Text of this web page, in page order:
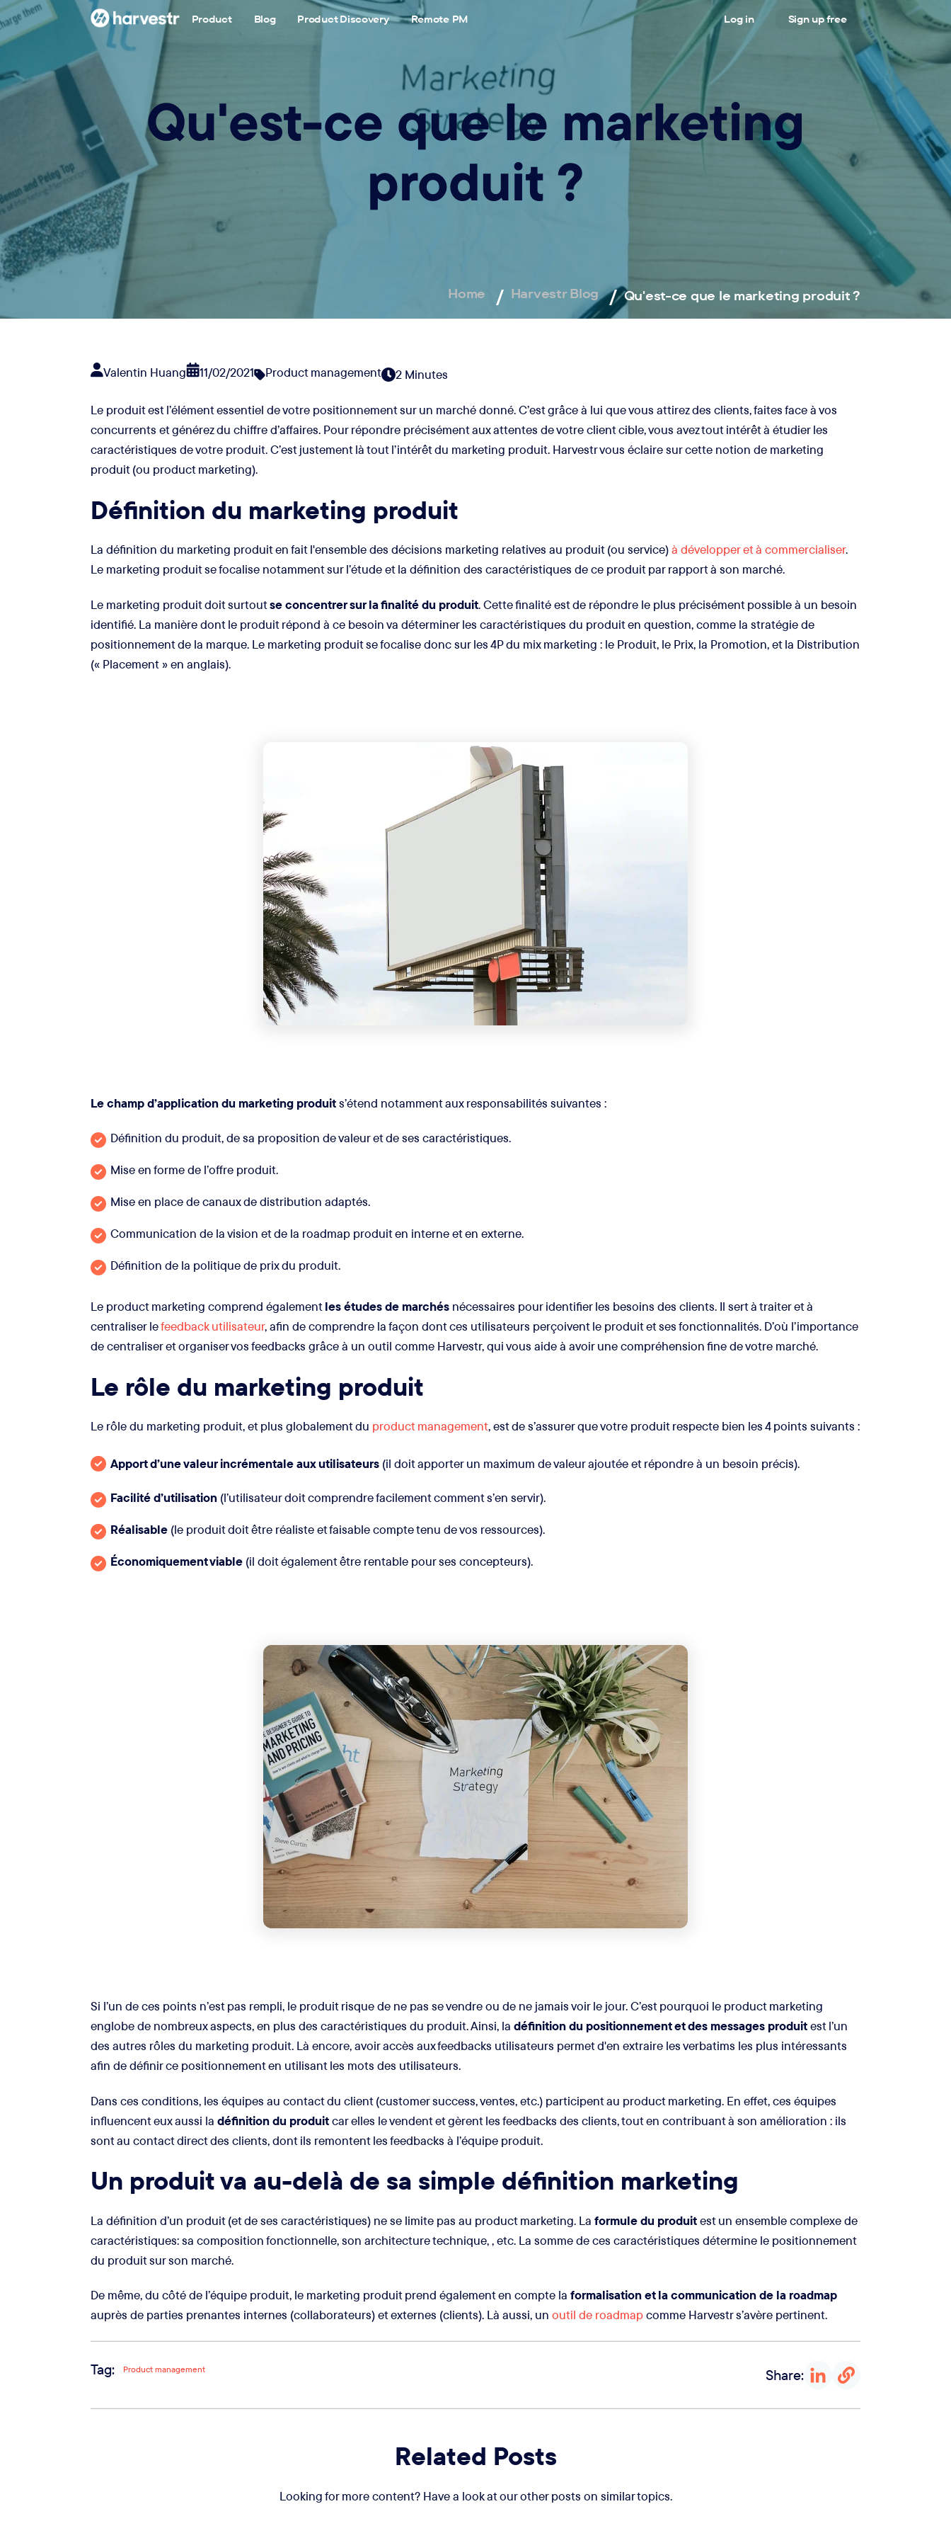
Product Blog Product Discovery Remote PM Log in Sign up free
Qu'est-ce que le marketing
produit ?
Home Harvestr Blog Qu'est-ce que le marketing produit ?
Valentin Huang 11/02/2021 Product management 2 Minutes
Le produit est l’élément essentiel de votre positionnement sur un marché donné. C’est grâce à lui que vous attirez des clients, faites face à vos
concurrents et générez du chiffre d’affaires. Pour répondre précisément aux attentes de votre client cible, vous avez tout intérêt à étudier les
caractéristiques de votre produit. C’est justement là tout l’intérêt du marketing produit. Harvestr vous éclaire sur cette notion de marketing
produit (ou product marketing).
Définition du marketing produit
La définition du marketing produit en fait l'ensemble des décisions marketing relatives au produit (ou service)à développer et à commercialiser.
Le marketing produit se focalise notamment sur l’étude et la définition des caractéristiques de ce produit par rapport à son marché.
Le marketing produit doit surtoutse concentrer sur la finalité du produit. Cette finalité est de répondre le plus précisément possible à un besoin
identifié. La manière dont le produit répond à ce besoin va déterminer les caractéristiques du produit en question, comme la stratégie de
positionnement de la marque. Le marketing produit se focalise donc sur les 4P du mix marketing : le Produit, le Prix, la Promotion, et la Distribution
(« Placement » en anglais).
Le champ d’application du marketing produits’étend notamment aux responsabilités suivantes :
Définition du produit, de sa proposition de valeur et de ses caractéristiques.
Mise en forme de l’offre produit.
Mise en place de canaux de distribution adaptés.
Communication de la vision et de la roadmap produit en interne et en externe.
Définition de la politique de prix du produit.
Le product marketing comprend égalementles études de marchés nécessaires pour identifier les besoins des clients. Il sert à traiter et à
centraliser lefeedback utilisateur, afin de comprendre la façon dont ces utilisateurs perçoivent le produit et ses fonctionnalités. D’où l’importance
de centraliser et organiser vos feedbacks grâce à un outil comme Harvestr, qui vous aide à avoir une compréhension fine de votre marché.
Le rôle du marketing produit
Le rôle du marketing produit, et plus globalement du product management, est de s’assurer que votre produit respecte bien les 4 points suivants :
Apport d’une valeur incrémentale aux utilisateurs (il doit apporter un maximum de valeur ajoutée et répondre à un besoin précis).
Facilité d’utilisation (l’utilisateur doit comprendre facilement comment s’en servir).
Réalisable (le produit doit être réaliste et faisable compte tenu de vos ressources).
Économiquement viable (il doit également être rentable pour ses concepteurs).
Si l’un de ces points n’est pas rempli, le produit risque de ne pas se vendre ou de ne jamais voir le jour. C’est pourquoi le product marketing
englobe de nombreux aspects, en plus des caractéristiques du produit. Ainsi, ladéfinition du positionnement et des messages produitest l’un
des autres rôles du marketing produit. Là encore, avoir accès aux feedbacks utilisateurs permet d'en extraire les verbatims les plus intéressants
afin de définir ce positionnement en utilisant les mots des utilisateurs.
Dans ces conditions, les équipes au contact du client (customer success, ventes, etc.) participent au product marketing. En effet, ces équipes
influencent eux aussi ladéfinition du produitcar elles le vendent et gèrent les feedbacks des clients, tout en contribuant à son amélioration : ils
sont au contact direct des clients, dont ils remontent les feedbacks à l’équipe produit.
Un produit va au-delà de sa simple définition marketing
La définition d’un produit (et de ses caractéristiques) ne se limite pas au product marketing. Laformule du produitest un ensemble complexe de
caractéristiques: sa composition fonctionnelle, son architecture technique, , etc. La somme de ces caractéristiques détermine le positionnement
du produit sur son marché.
De même, du côté de l’équipe produit, le marketing produit prend également en compte laformalisation et la communication de la roadmap
auprès de parties prenantes internes (collaborateurs) et externes (clients). Là aussi, unoutil de roadmapcomme Harvestr s’avère pertinent.
Tag: Product management Share:
Related Posts
Looking for more content? Have a look at our other posts on similar topics.